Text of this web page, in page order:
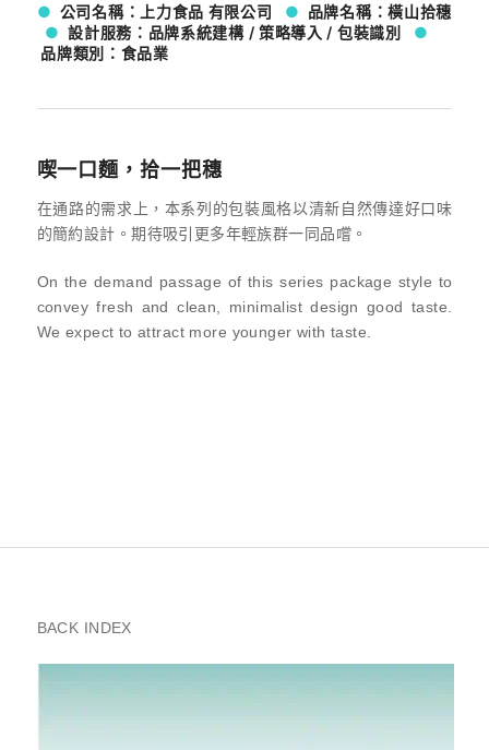
● 公司名稱：上力食品 有限公司 ● 品牌名稱：橫山拾穗
●設計服務：品牌系統建構 / 策略導入 / 包裝識別 ●
品牌類別：食品業
喫一口麵，拾一把穗
在通路的需求上，本系列的包裝風格以清新自然傳達好口味
的簡約設計。期待吸引更多年輕族群一同品嚐。
On the demand passage of this series package style to
convey fresh and clean, minimalist design good taste.
We expect to attract more younger with taste.
BACK INDEX